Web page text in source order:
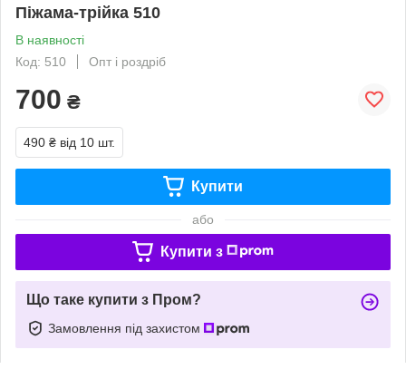
Піжама-трійка 510
В наявності
Код: 510
Опт і роздріб
700 ₴
490 ₴ від 10 шт.
Купити
або
Купити з
Що таке купити з Пром?
Замовлення під захистом